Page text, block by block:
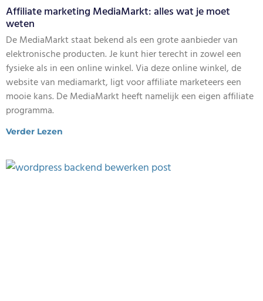
Affiliate marketing MediaMarkt: alles wat je moet
weten
De MediaMarkt staat bekend als een grote aanbieder van
elektronische producten. Je kunt hier terecht in zowel een
fysieke als in een online winkel. Via deze online winkel, de
website van mediamarkt, ligt voor affiliate marketeers een
mooie kans. De MediaMarkt heeft namelijk een eigen affiliate
programma.
Verder Lezen